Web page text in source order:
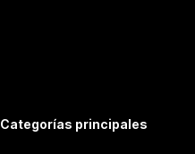
Categorías principales